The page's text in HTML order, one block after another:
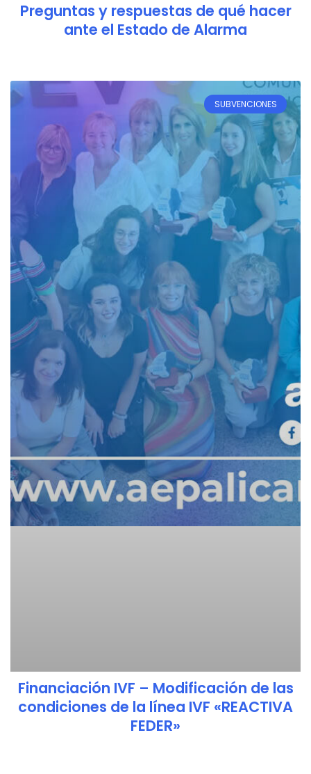
Preguntas y respuestas de qué hacer
ante el Estado de Alarma
SUBVENCIONES
Financiación IVF – Modificación de las
condiciones de la línea IVF «REACTIVA
FEDER»